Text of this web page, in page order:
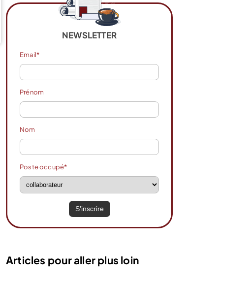
NEWSLETTER
Email*
Prénom
Nom
Poste occupé*
Articles pour aller plus loin